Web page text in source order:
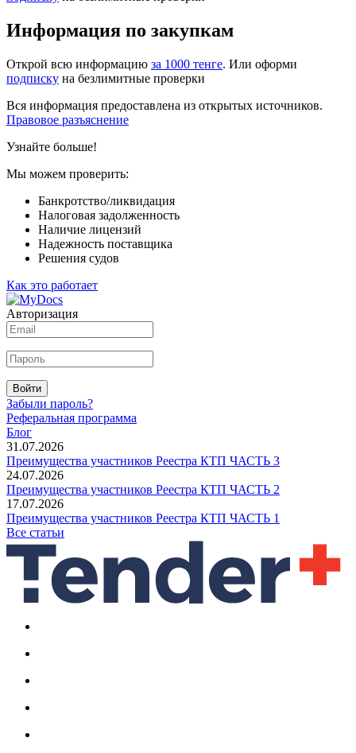
Информация по закупкам
Открой всю информацию за 1000 тенге. Или оформи
подписку на безлимитные проверки
Вся информация предоставлена из открытых источников.
Правовое разъяснение
Узнайте больше!
Мы можем проверить:
Банкротство/ликвидация
Налоговая задолженность
Наличие лицензий
Надежность поставщика
Решения судов
Как это работает
Авторизация
Войти
Забыли пароль?
Реферальная программа
Блог
31.07.2026
Преимущества участников Реестра КТП ЧАСТЬ 3
24.07.2026
Преимущества участников Реестра КТП ЧАСТЬ 2
17.07.2026
Преимущества участников Реестра КТП ЧАСТЬ 1
Все статьи